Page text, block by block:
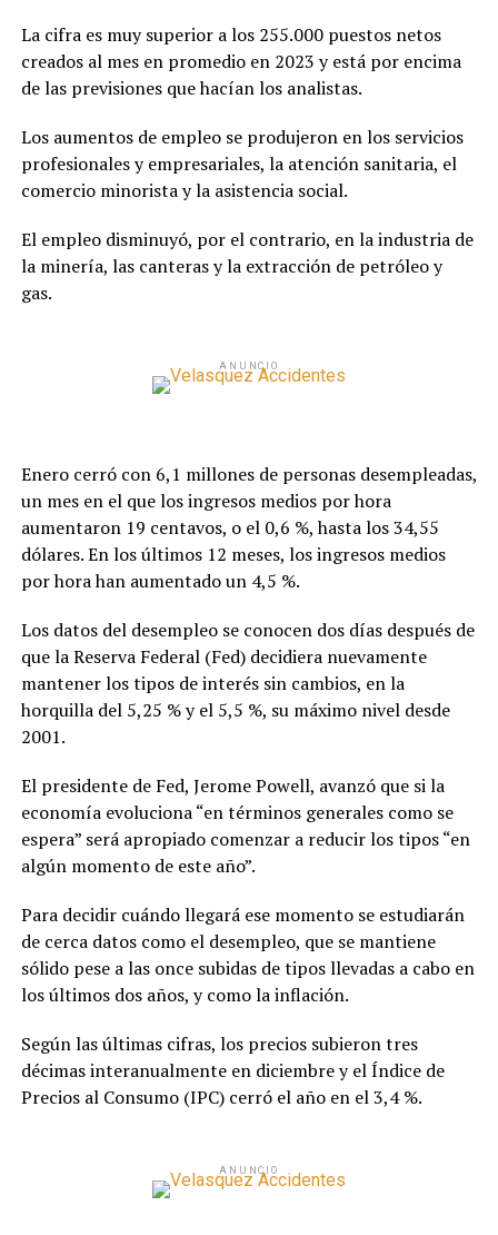
​La cifra es muy superior a los 255.000 puestos netos
creados al mes en promedio en 2023 y está por encima
de las previsiones que hacían los analistas.
Los aumentos de empleo se produjeron en los servicios
profesionales y empresariales, la atención sanitaria, el
comercio minorista y la asistencia social.
El empleo disminuyó, por el contrario, en la industria de
la minería, las canteras y la extracción de petróleo y
gas.
ANUNCIO
Enero cerró con 6,1 millones de personas desempleadas,
un mes en el que los ingresos medios por hora
aumentaron 19 centavos, o el 0,6 %, hasta los 34,55
dólares. En los últimos 12 meses, los ingresos medios
por hora han aumentado un 4,5 %.
Los datos del desempleo se conocen dos días después de
que la Reserva Federal (Fed) decidiera nuevamente
mantener los tipos de interés sin cambios, en la
horquilla del 5,25 % y el 5,5 %, su máximo nivel desde
2001.
El presidente de Fed, Jerome Powell, avanzó que si la
economía evoluciona “en términos generales como se
espera” será apropiado comenzar a reducir los tipos “en
algún momento de este año”.
Para decidir cuándo llegará ese momento se estudiarán
de cerca datos como el desempleo, que se mantiene
sólido pese a las once subidas de tipos llevadas a cabo en
los últimos dos años, y como la inflación.
Según las últimas cifras, los precios subieron tres
décimas interanualmente en diciembre y el Índice de
Precios al Consumo (IPC) cerró el año en el 3,4 %.
ANUNCIO